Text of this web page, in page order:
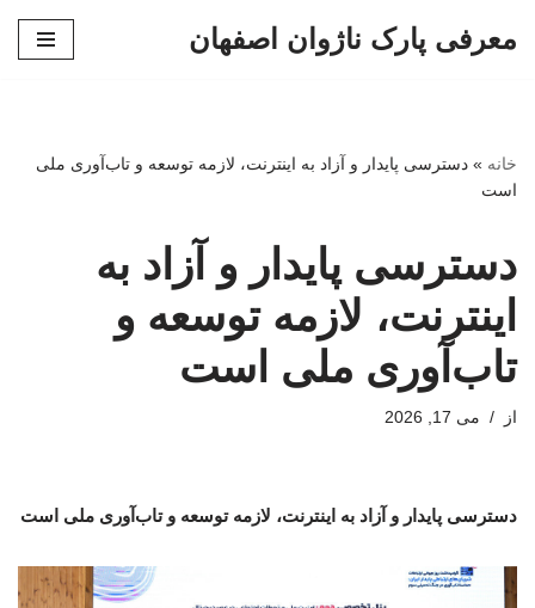
معرفی پارک ناژوان اصفهان
خانه » دسترسی پایدار و آزاد به اینترنت، لازمه توسعه و تاب‌آوری ملی
است
دسترسی پایدار و آزاد به
اینترنت، لازمه توسعه و
تاب‌آوری ملی است
از می 17, 2026
دسترسی پایدار و آزاد به اینترنت، لازمه توسعه و تاب‌آوری ملی است